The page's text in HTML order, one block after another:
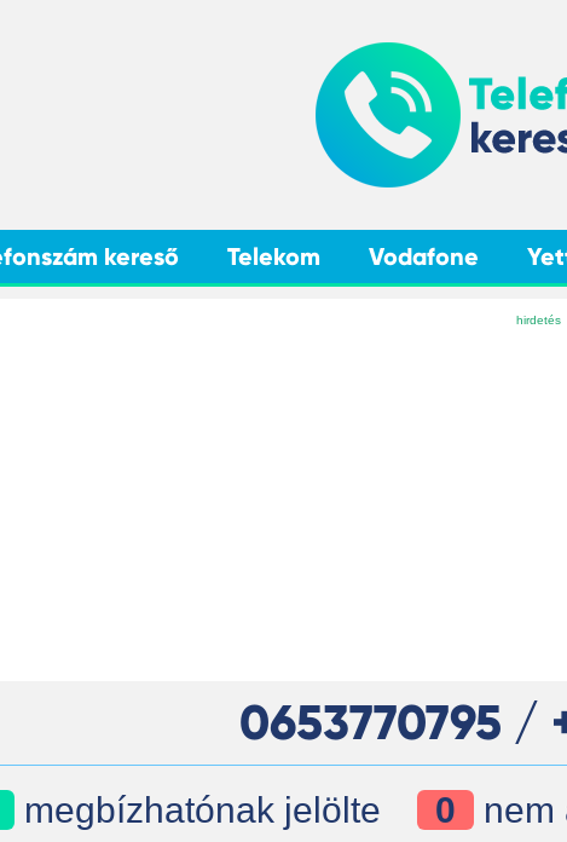
kereső Telekom Vodafone
0653770795 /
megbízhatónak jelölte 0 nem